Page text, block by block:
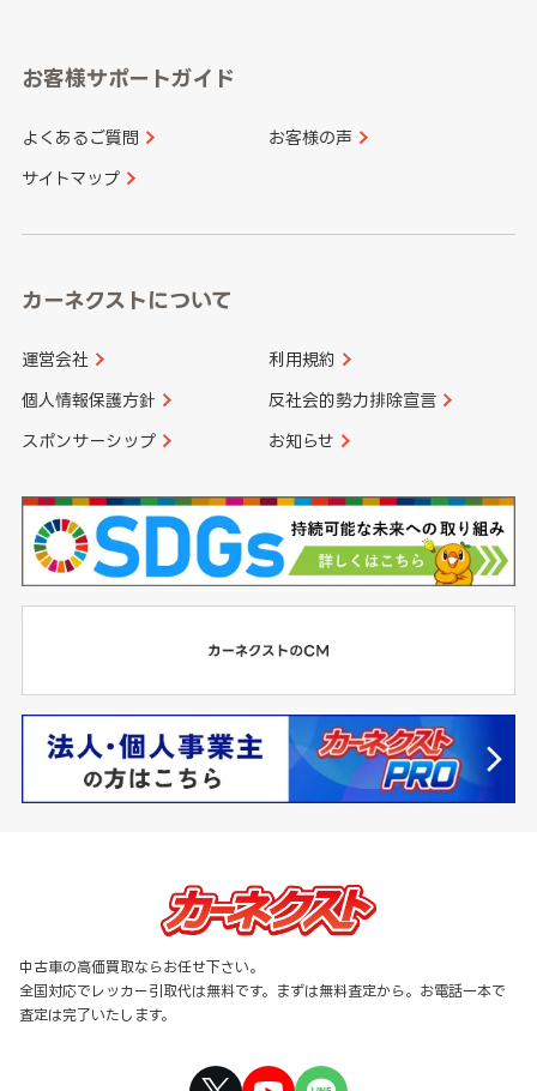
愛知県
和歌山県
山口県
香川県 愛媛県
長崎県
大分県 宮崎県
お客様サポートガイド
よくあるご質問 お客様の声
サイトマップ
カーネクストについて
運営会社 利用規約
個人情報保護方針 反社会的勢力排除宣言
スポンサーシップ お知らせ
中古車の高価買取ならお任せ下さい。
全国対応でレッカー引取代は無料です。まずは無料査定から。お電話一本で
査定は完了いたします。